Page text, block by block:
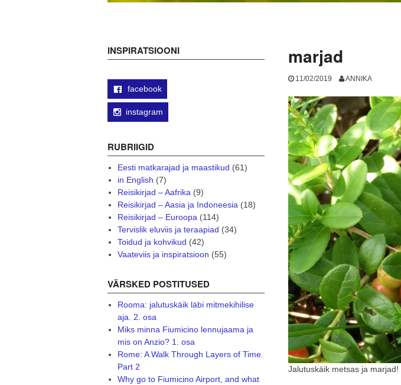
marjad
11/02/2019 ANNIKA
Jalutuskäik metsas ja marjad!
INSPIRATSIOONI
facebook
instagram
RUBRIIGID
Eesti matkarajad ja maastikud (61)
in English (7)
Reisikirjad – Aafrika(9)
Reisikirjad – Aasia ja Indoneesia(18)
Reisikirjad – Euroopa(114)
Tervislik eluviis ja teraapiad (34)
Toidud ja kohvikud (42)
Vaateviis ja inspiratsioon (55)
VÄRSKED POSTITUSED
Rooma: jalutuskäik läbi mitmekihilise
aja. 2. osa
Miks minna Fiumicino lennujaama ja
mis on Anzio? 1. osa
Rome: A Walk Through Layers of Time.
Part 2
Why go to Fiumicino Airport, and what